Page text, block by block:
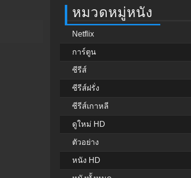
หมวดหมู่หนัง
Netflix
การ์ตูน
ซีรีส์
ซีรีส์ฝรั่ง
ซีรีส์เกาหลี
ดูใหม่ HD
ตัวอย่าง
หนัง HD